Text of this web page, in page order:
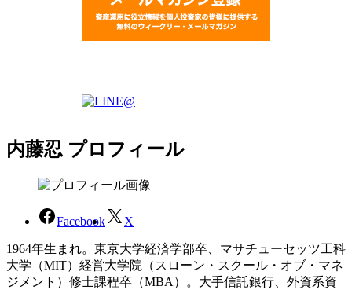
内藤忍 プロフィール
Facebook X
1964年生まれ。東京大学経済学部卒、マサチューセッツ工科
大学（MIT）経営大学院（スローン・スクール・オブ・マネ
ジメント）修士課程卒（MBA）。大手信託銀行、外資系資